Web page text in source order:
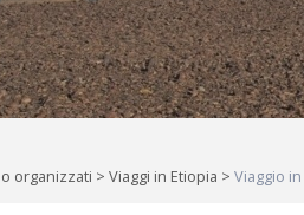
comuni:
il mondo,
organizzati > Viaggi in Etiopia > Viaggio